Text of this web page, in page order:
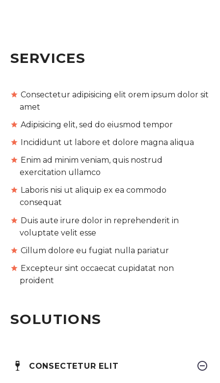
SERVICES
Consectetur adipisicing elit orem ipsum dolor sit
amet
Adipisicing elit, sed do eiusmod tempor
Incididunt ut labore et dolore magna aliqua
Enim ad minim veniam, quis nostrud
exercitation ullamco
Laboris nisi ut aliquip ex ea commodo
consequat
Duis aute irure dolor in reprehenderit in
voluptate velit esse
Cillum dolore eu fugiat nulla pariatur
Excepteur sint occaecat cupidatat non
proident
SOLUTIONS
CONSECTETUR ELIT